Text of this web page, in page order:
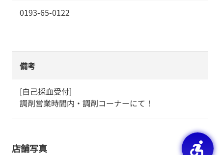
0193-65-0122
備考
[自己採血受付]
調剤営業時間内・調剤コーナーにて！
店舗写真